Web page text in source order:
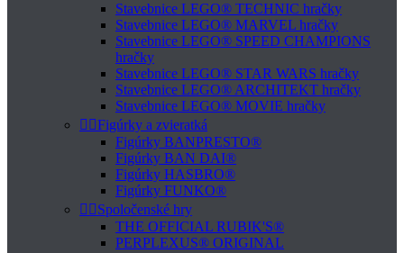
Stavebnice LEGO® TECHNIC hračky
Stavebnice LEGO® MARVEL hračky
Stavebnice LEGO® SPEED CHAMPIONS
hračky
Stavebnice LEGO® STAR WARS hračky
Stavebnice LEGO® ARCHITEKT hračky
Stavebnice LEGO® MOVIE hračky
 Figúrky a zvieratká
Figúrky BANPRESTO®
Figúrky BAN DAI®
Figúrky HASBRO®
Figúrky FUNKO®
 Spoločenské hry
THE OFFICIAL RUBIK'S®
PERPLEXUS® ORIGINAL